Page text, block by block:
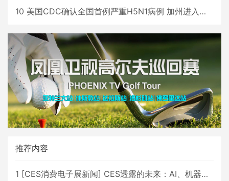
10 美国CDC确认全国首例严重H5N1病例 加州进入紧急状态
推荐内容
1 [CES消费电子展新闻] CES透露的未来：AI、机器人与智能生活大爆发